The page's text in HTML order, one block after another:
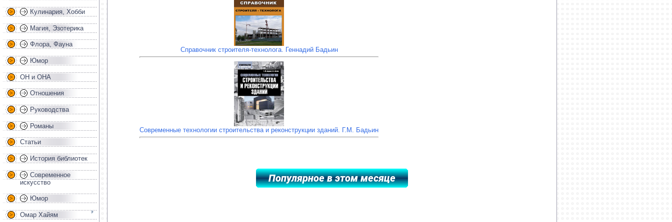
Кулинария, Хобби
Магия, Эзотерика
Флора, Фауна
Юмор
ОН и ОНА
Отношения
Руководства
Романы
Статьи
История библиотек
Современное
искусство
Юмор
Омар Хайям
Справочник строителя-технолога. Геннадий Бадьин
Современные технологии строительства и реконструкции зданий. Г.М. Бадьин